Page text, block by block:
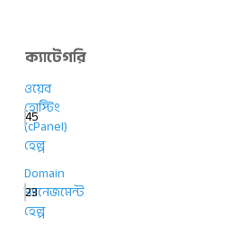
ক্যাটেগরি
ওয়েব
হোস্টিং
(cPanel)
হেল্প
45
Domain
ম্যানেজমেন্ট
হেল্প
23